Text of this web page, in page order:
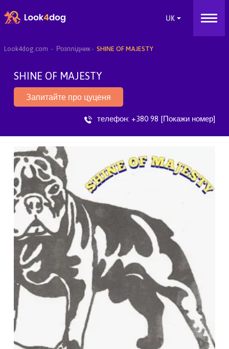
Look4dog.com Розплідник SHINE OF MAJESTY
SHINE OF MAJESTY
Запитайте про цуценя
телефон: +380 98 [Покажи номер]